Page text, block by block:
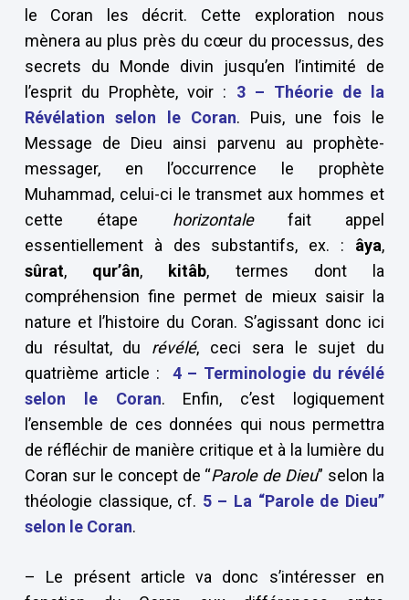
le Coran les décrit. Cette exploration nous
mènera au plus près du cœur du processus, des
secrets du Monde divin jusqu’en l’intimité de
l’esprit du Prophète, voir : 3 – Théorie de la
Révélation selon le Coran. Puis, une fois le
Message de Dieu ainsi parvenu au prophète-
messager, en l’occurrence le prophète
Muhammad, celui-ci le transmet aux hommes et
cette étape horizontalefait appel
essentiellement à des substantifs, ex. : âya,
sûrat, qur’ân, kitâb, termes dont la
compréhension fine permet de mieux saisir la
nature et l’histoire du Coran. S’agissant donc ici
du résultat, du révélé, ceci sera le sujet du
quatrième article : 4 – Terminologie du révélé
selon le Coran. Enfin, c’est logiquement
l’ensemble de ces données qui nous permettra
de réfléchir de manière critique et à la lumière du
Coran sur le concept de “Parole de Dieu” selon la
théologie classique, cf. 5 – La “Parole de Dieu”
selon le Coran.
– Le présent article va donc s’intéresser en